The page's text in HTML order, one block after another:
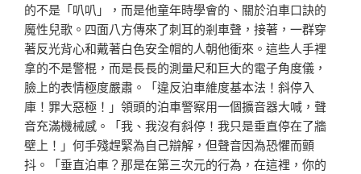
的不是「叭叭」，而是他童年時學會的、關於泊車口訣的
魔性兒歌。四面八方傳來了刺耳的剎車聲，接著，一群穿
著反光背心和戴著白色安全帽的人朝他衝來。這些人手裡
拿的不是警棍，而是長長的測量尺和巨大的電子角度儀，
臉上的表情極度嚴肅。「違反泊車維度基本法！斜停入
庫！罪大惡極！」領頭的泊車警察用一個擴音器大喊，聲
音充滿機械感。「我、我沒有斜停！我只是垂直停在了牆
壁上！」何手殘趕緊為自己辯解，但聲音因為恐懼而顫
抖。「垂直泊車？那是在第三次元的行為，在這裡，你的